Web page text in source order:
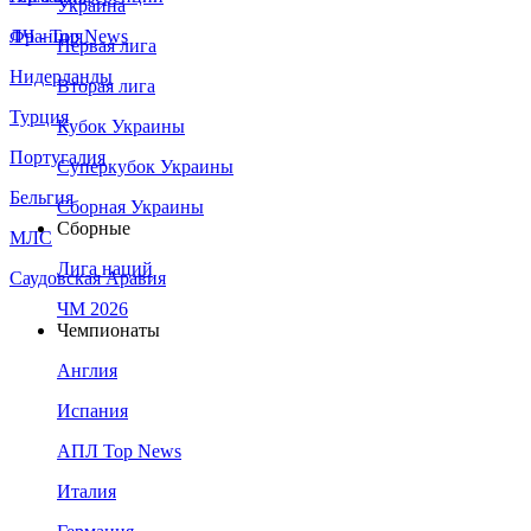
Франция
Нидерланды
Турция
Португалия
Бельгия
МЛС
Саудовская Аравия
ЛЧ - Top News
Украина
Первая лига
Вторая лига
Кубок Украины
Суперкубок Украины
Сборная Украины
Сборные
Лига наций
ЧМ 2026
Чемпионаты
Англия
Испания
АПЛ Top News
Италия